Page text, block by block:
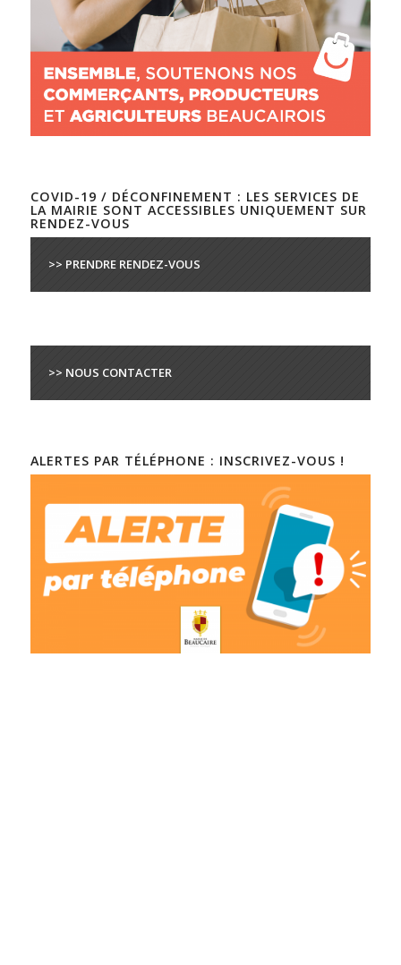
COVID-19 / DÉCONFINEMENT : LES SERVICES DE
LA MAIRIE SONT ACCESSIBLES UNIQUEMENT SUR
RENDEZ-VOUS
>> PRENDRE RENDEZ-VOUS
>> NOUS CONTACTER
ALERTES PAR TÉLÉPHONE : INSCRIVEZ-VOUS !